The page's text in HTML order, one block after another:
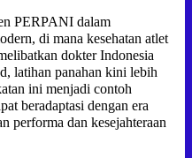
PERPANI dalam
di mana kesehatan atlet
dokter Indonesia
latihan panahan kini lebih
ini menjadi contoh
beradaptasi dengan era
performa dan kesejahteraan